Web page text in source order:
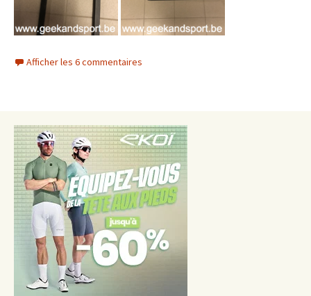
Afficher les 6 commentaires